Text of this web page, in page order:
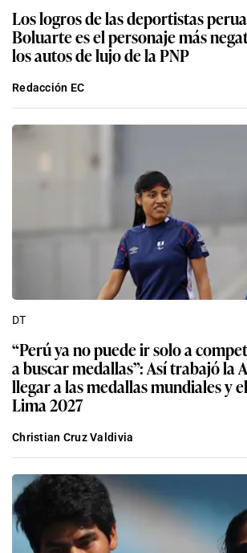
Los logros de las deportistas
Boluarte es el personaje más
los autos de lujo de la PNP
Redacción EC
DT
“Perú ya no puede ir solo a
a buscar medallas”: Así trabajó la
llegar a las medallas mundiales y
Lima 2027
Christian Cruz Valdivia